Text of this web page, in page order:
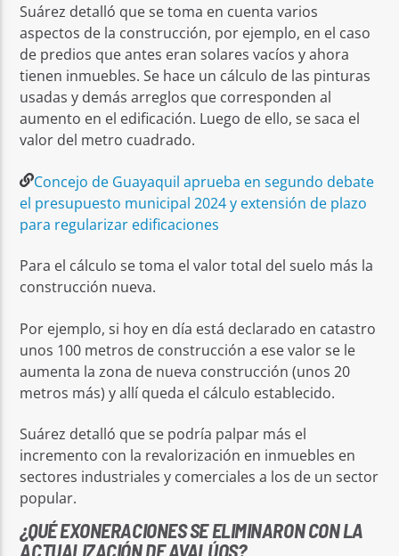
Suárez detalló que se toma en cuenta varios
aspectos de la construcción, por ejemplo, en el caso
de predios que antes eran solares vacíos y ahora
tienen inmuebles. Se hace un cálculo de las pinturas
usadas y demás arreglos que corresponden al
aumento en el edificación. Luego de ello, se saca el
valor del metro cuadrado.
Concejo de Guayaquil aprueba en segundo debate
el presupuesto municipal 2024 y extensión de plazo
para regularizar edificaciones
Para el cálculo se toma el valor total del suelo más la
construcción nueva.
Por ejemplo, si hoy en día está declarado en catastro
unos 100 metros de construcción a ese valor se le
aumenta la zona de nueva construcción (unos 20
metros más) y allí queda el cálculo establecido.
Suárez detalló que se podría palpar más el
incremento con la revalorización en inmuebles en
sectores industriales y comerciales a los de un sector
popular.
¿QUÉ EXONERACIONES SE ELIMINARON CON LA
ACTUALIZACIÓN DE AVALÚOS?